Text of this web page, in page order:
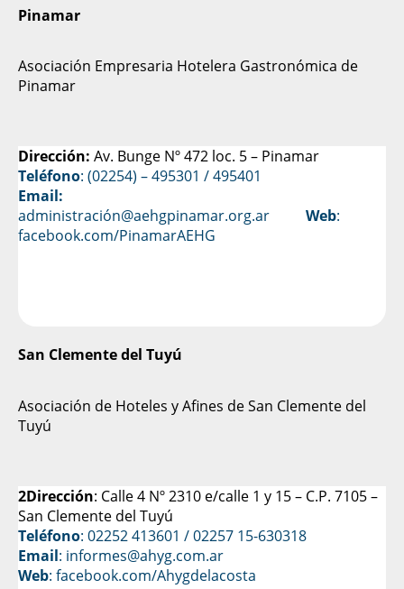
Pinamar
Asociación Empresaria Hotelera Gastronómica de
Pinamar
Dirección: Av. Bunge Nº 472 loc. 5 – Pinamar
Teléfono: (02254) – 495301 / 495401
Email:
administración@aehgpinamar.org.ar Web:
facebook.com/PinamarAEHG
San Clemente del Tuyú
Asociación de Hoteles y Afines de San Clemente del
Tuyú
2Dirección: Calle 4 Nº 2310 e/calle 1 y 15 – C.P. 7105 –
San Clemente del Tuyú
Teléfono: 02252 413601 / 02257 15-630318
Email: informes@ahyg.com.ar
Web: facebook.com/Ahygdelacosta